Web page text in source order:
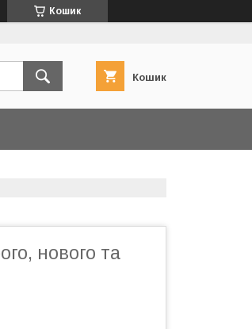
Кошик
Кошик
нового та